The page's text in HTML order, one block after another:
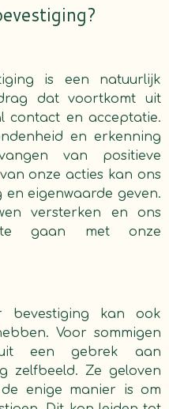
is een natuurlijk
dat voortkomt uit
contact en acceptatie.
en erkenning
van positieve
onze acties kan ons
eigenwaarde geven.
versterken en ons
gaan met onze
bevestiging kan ook
Voor sommigen
een gebrek aan
zelfbeeld. Ze geloven
enige manier is om